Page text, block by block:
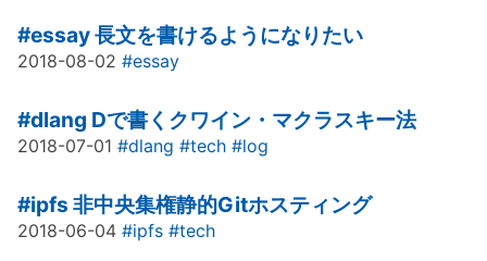
#essay長文を書けるようになりたい
2018-08-02 #essay
#dlang Dで書くクワイン・マクラスキー法
2018-07-01 #dlang #tech #log
#ipfs 非中央集権静的Gitホスティング
2018-06-04 #ipfs #tech